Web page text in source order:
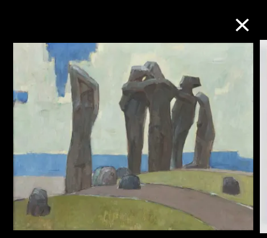
M+藏品
进一步筛选
关于M+藏品
探索世界顶级的二十及二十一世纪视觉